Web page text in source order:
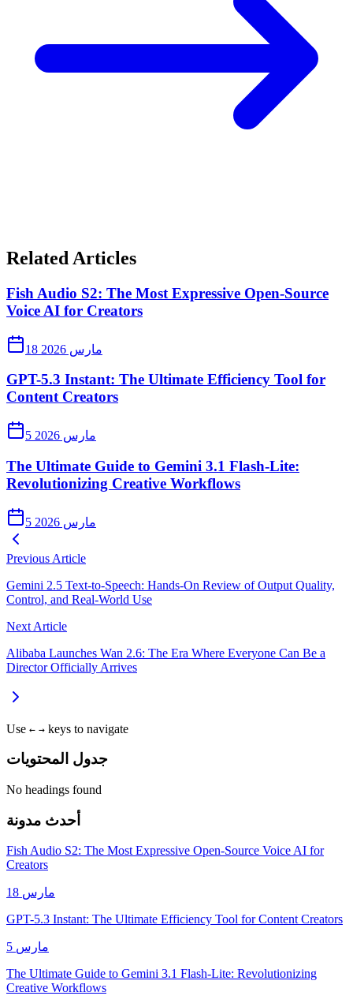
Related Articles
Fish Audio S2: The Most Expressive Open-Source
Voice AI for Creators
18 مارس 2026
GPT-5.3 Instant: The Ultimate Efficiency Tool for
Content Creators
5 مارس 2026
The Ultimate Guide to Gemini 3.1 Flash-Lite:
Revolutionizing Creative Workflows
5 مارس 2026
Previous Article
Gemini 2.5 Text‑to‑Speech: Hands‑On Review of Output Quality,
Control, and Real‑World Use
Next Article
Alibaba Launches Wan 2.6: The Era Where Everyone Can Be a
Director Officially Arrives
Use ← → keys to navigate
جدول المحتويات
No headings found
أحدث مدونة
Fish Audio S2: The Most Expressive Open-Source Voice AI for
Creators
18 مارس
GPT-5.3 Instant: The Ultimate Efficiency Tool for Content Creators
5 مارس
The Ultimate Guide to Gemini 3.1 Flash-Lite: Revolutionizing
Creative Workflows